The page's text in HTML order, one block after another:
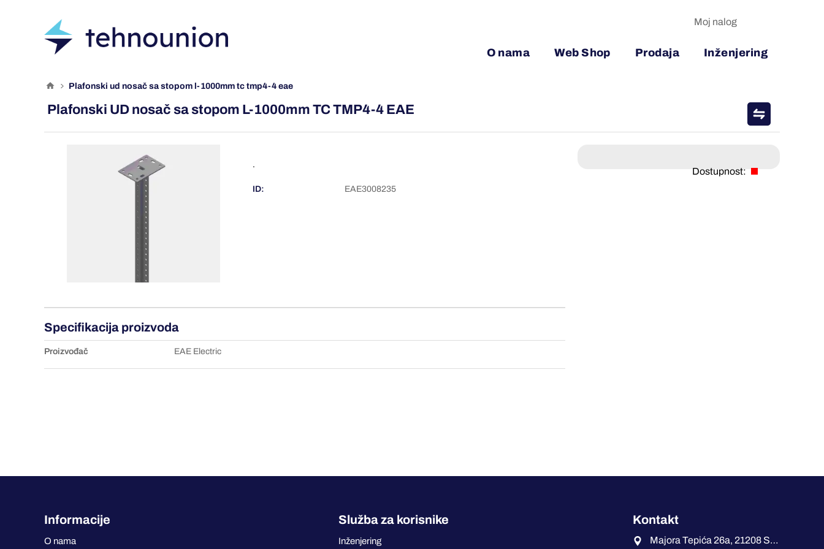
O nama Web Shop Prodaja Inženjering
Moj nalog
plafonski ud nosač sa stopom l-1000mm tc tmp4-4 eae
Plafonski UD nosač sa stopom L-1000mm TC TMP4-4 EAE
.
ID: EAE3008235
Dostupnost:
Specifikacija proizvoda
Proizvođač EAE Electric
Informacije
O nama
Služba za korisnike
Inženjering
Kontakt
Majora Tepića 26a, 21208 Sremska Kamenica